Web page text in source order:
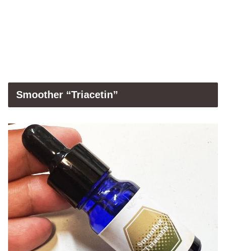
Smoother “Triacetin”